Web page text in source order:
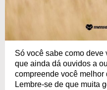
Só você sabe como deve
que ainda dá ouvidos a
compreende você melhor
Lembre-se de que muita